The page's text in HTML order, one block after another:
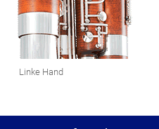
Linke Hand